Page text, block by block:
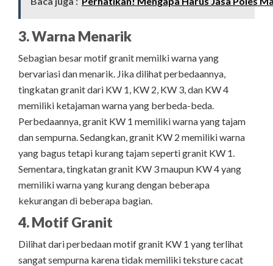
3. Warna Menarik
Sebagian besar motif granit memilki warna yang
bervariasi dan menarik. Jika dilihat perbedaannya,
tingkatan granit dari KW 1, KW 2, KW 3, dan KW 4
memiliki ketajaman warna yang berbeda-beda.
Perbedaannya, granit KW 1 memiliki warna yang tajam
dan sempurna. Sedangkan, granit KW 2 memiliki warna
yang bagus tetapi kurang tajam seperti granit KW 1.
Sementara, tingkatan granit KW 3 maupun KW 4 yang
memiliki warna yang kurang dengan beberapa
kekurangan di beberapa bagian.
4. Motif Granit
Dilihat dari perbedaan motif granit KW 1 yang terlihat
sangat sempurna karena tidak memiliki teksture cacat